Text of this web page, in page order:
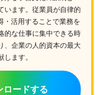
います。従業員が自律的
・活用することで業務を
的な仕事に集中できる時
、企業の人的資本の最大
ます。
ロードする